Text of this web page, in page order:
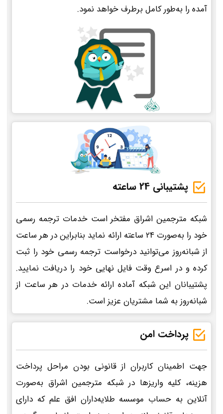
آمده را به‌طور کامل برطرف خواهد نمود.
پشتیبانی 24 ساعته
شبکه مترجمین اشراق مفتخر است خدمات ترجمه رسمی
خود را به‌صورت 24 ساعته ارائه نماید بنابراین در هر ساعت
از شبانه‌روز می‌توانید درخواست ترجمه رسمی خود را ثبت
کرده و در اسرع وقت فایل نهایی خود را دریافت نمایید.
پشتیبانان این شبکه آماده ارائه خدمات در هر ساعت از
شبانه‌روز به شما مشتریان عزیز است.
پرداخت امن
جهت اطمینان کاربران از قانونی بودن مراحل پرداخت
هزینه، کلیه واریزها در شبکه مترجمین اشراق به‌صورت
آنلاین به حساب موسسه طلایه‌داران افق علم که دارای